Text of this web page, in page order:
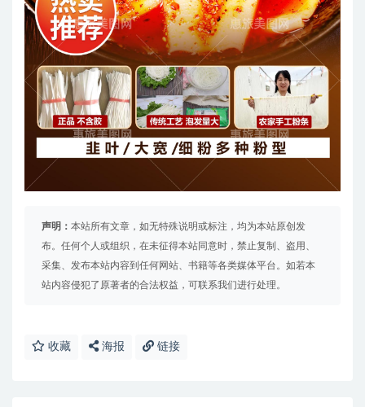
声明： 本站所有文章，如无特殊说明或标注，均为本站原创发
布。任何个人或组织，在未征得本站同意时，禁止复制、盗用、
采集、发布本站内容到任何网站、书籍等各类媒体平台。如若本
站内容侵犯了原著者的合法权益，可联系我们进行处理。
收藏 海报 链接